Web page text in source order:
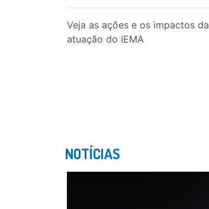
Veja as ações e os impactos da
atuação do IEMA
NOTÍCIAS